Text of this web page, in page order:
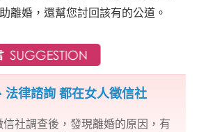
離婚，還幫您討回該有的公道。
法律諮詢 都在女人徵信社
信社調查後，發現離婚的原因，有